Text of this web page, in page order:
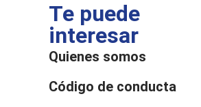
Te puede
interesar
Quienes somos
Código de conducta